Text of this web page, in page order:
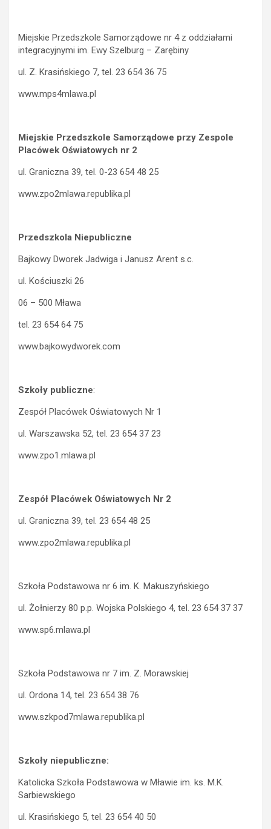
Miejskie Przedszkole Samorządowe nr 4 z oddziałami
integracyjnymi im. Ewy Szelburg – Zarębiny
ul. Z. Krasińskiego 7, tel. 23 654 36 75
www.mps4mlawa.pl
Miejskie Przedszkole Samorządowe przy Zespole
Placówek Oświatowych nr 2
ul. Graniczna 39, tel. 0-23 654 48 25
www.zpo2mlawa.republika.pl
Przedszkola Niepubliczne
Bajkowy Dworek Jadwiga i Janusz Arent s.c.
ul. Kościuszki 26
06 – 500 Mława
tel. 23 654 64 75
www.bajkowydworek.com
Szkoły publiczne:
Zespół Placówek Oświatowych Nr 1
ul. Warszawska 52, tel. 23 654 37 23
www.zpo1.mlawa.pl
Zespół Placówek Oświatowych Nr 2
ul. Graniczna 39, tel. 23 654 48 25
www.zpo2mlawa.republika.pl
Szkoła Podstawowa nr 6 im. K. Makuszyńskiego
ul. Żołnierzy 80 p.p. Wojska Polskiego 4, tel. 23 654 37 37
www.sp6.mlawa.pl
Szkoła Podstawowa nr 7 im. Z. Morawskiej
ul. Ordona 14, tel. 23 654 38 76
www.szkpod7mlawa.republika.pl
Szkoły niepubliczne:
Katolicka Szkoła Podstawowa w Mławie im. ks. M.K.
Sarbiewskiego
ul. Krasińskiego 5, tel. 23 654 40 50